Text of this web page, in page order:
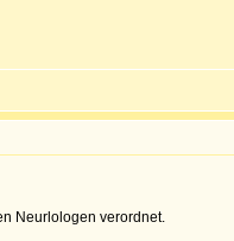
Neurlologen verordnet.